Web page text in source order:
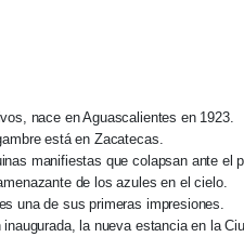
nace en Aguascalientes en 1923.
está en Zacatecas.
manifiestas que colapsan ante el
de los azules en el cielo.
una de sus primeras impresiones.
la nueva estancia en la